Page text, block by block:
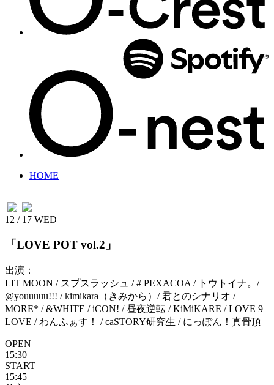
HOME
12 / 17 WED
「LOVE POT vol.2」
出演：
LIT MOON / スプスラッシュ / # PEXACOA / トウトイナ。/
@youuuuu!!! / kimikara（きみから）/ 君とのシナリオ /
MORE* / &WHITE / iCON! / 昼夜逆転 / KiMiKARE / LOVE 9
LOVE / わんふぁす！ / caSTORY研究生 / にっぽん！真骨頂
OPEN
15:30
START
15:45